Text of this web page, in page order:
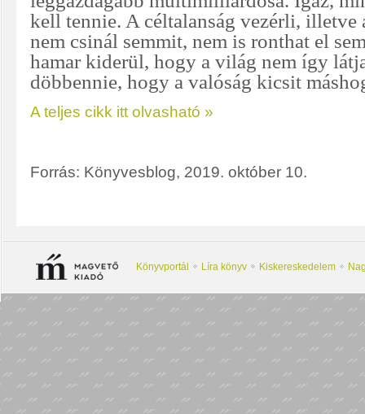
kell tennie. A céltalanság vezérli, illetve
nem csinál semmit, nem is ronthat el
hamar kiderül, hogy a világ nem így
döbbennie, hogy a valóság kicsit
A teljes cikk itt olvasható »
Forrás: Könyvesblog, 2019. október 10.
Könyvportál Líra könyv Kiskereskedelem